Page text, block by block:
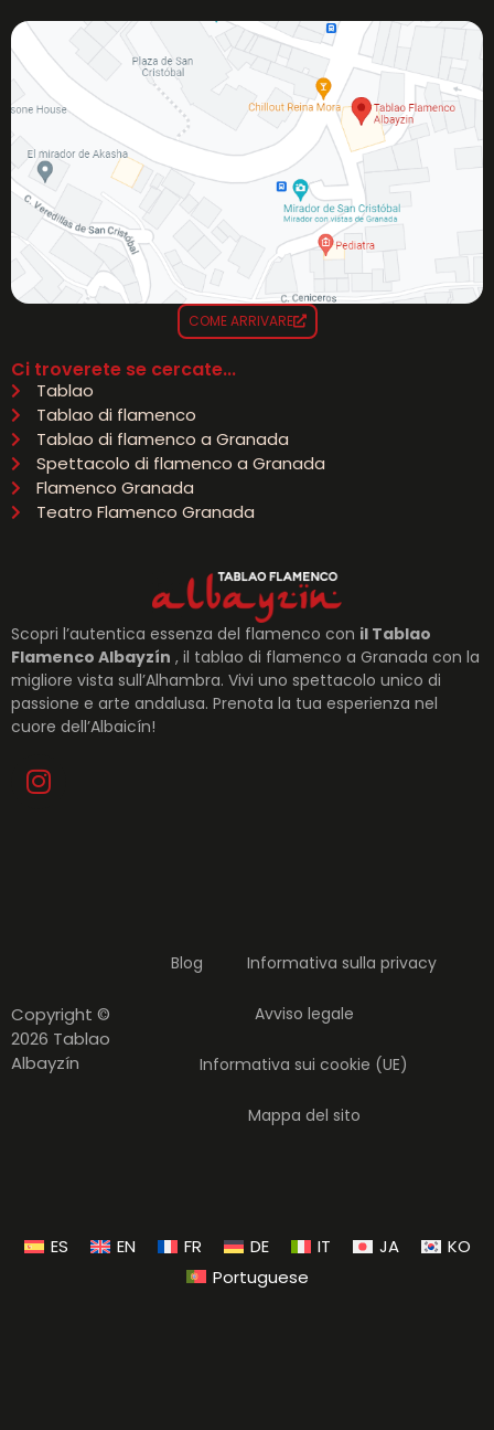
Scopri l’autentica essenza del flamenco con il Tablao
Flamenco Albayzín , il tablao di flamenco a Granada con la
migliore vista sull’Alhambra. Vivi uno spettacolo unico di
passione e arte andalusa. Prenota la tua esperienza nel
cuore dell’Albaicín!
Ci troverete se cercate...
Tablao
Tablao di flamenco
Tablao di flamenco a Granada
Spettacolo di flamenco a Granada
Flamenco Granada
Teatro Flamenco Granada
COME ARRIVARE
Copyright ©
2026 Tablao
Albayzín
Blog Informativa sulla privacy
Avviso legale
Informativa sui cookie (UE)
Mappa del sito
ES EN FR DE IT JA
KO
Portuguese